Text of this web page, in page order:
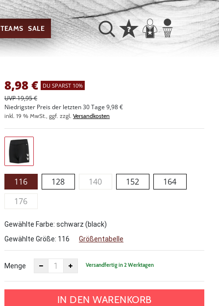
TEAMS SALE
8,98€ DU SPARST 10%
UVP 19,95 €
Niedrigster Preis der letzten 30 Tage 9,98 €
inkl. 19 % MwSt., ggf. zzgl. Versandkosten
116 128 140 152
164
176
Gewählte Farbe: schwarz (black)
Gewählte Größe: 116 Größentabelle
Menge Versandfertig in 2 Werktagen
IN DEN WARENKORB